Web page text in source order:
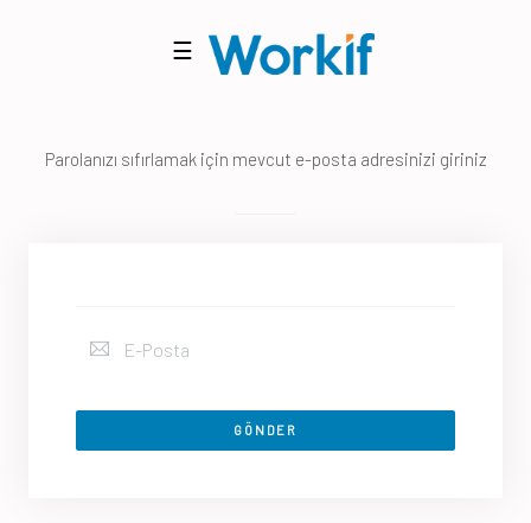
☰
Parolanızı sıfırlamak için mevcut e-posta adresinizi giriniz
GÖNDER